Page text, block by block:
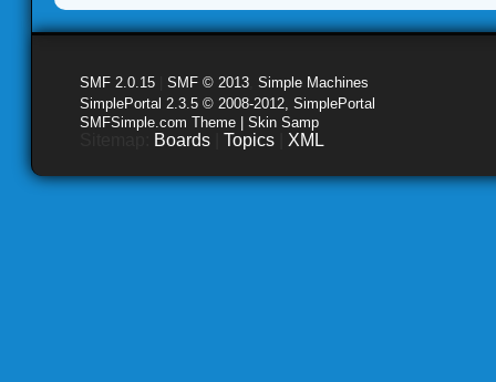
SMF 2.0.15 SMF © 2013 Simple Machines
SimplePortal 2.3.5 © 2008-2012, SimplePortal
SMFSimple.com Theme | Skin Samp
Boards Topics XML